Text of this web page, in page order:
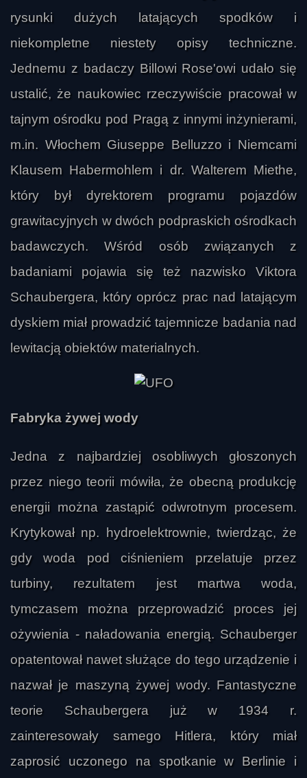
rysunki dużych latających spodków i
niekompletne niestety opisy techniczne.
Jednemu z badaczy Billowi Rose'owi udało się
ustalić, że naukowiec rzeczywiście pracował w
tajnym ośrodku pod Pragą z innymi inżynierami,
m.in. Włochem Giuseppe Belluzzo i Niemcami
Klausem Habermohlem i dr. Walterem Miethe,
który był dyrektorem programu pojazdów
grawitacyjnych w dwóch podpraskich ośrodkach
badawczych. Wśród osób związanych z
badaniami pojawia się też nazwisko Viktora
Schaubergera, który oprócz prac nad latającym
dyskiem miał prowadzić tajemnicze badania nad
lewitacją obiektów materialnych.
Fabryka żywej wody
Jedna z najbardziej osobliwych głoszonych
przez niego teorii mówiła, że obecną produkcję
energii można zastąpić odwrotnym procesem.
Krytykował np. hydroelektrownie, twierdząc, że
gdy woda pod ciśnieniem przelatuje przez
turbiny, rezultatem jest martwa woda,
tymczasem można przeprowadzić proces jej
ożywienia - naładowania energią. Schauberger
opatentował nawet służące do tego urządzenie i
nazwał je maszyną żywej wody. Fantastyczne
teorie Schaubergera już w 1934 r.
zainteresowały samego Hitlera, który miał
zaprosić uczonego na spotkanie w Berlinie i